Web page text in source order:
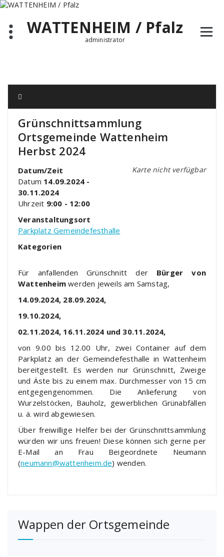
Zum
springenWATTENHEIM / Pfalz
administrator
Grünschnittsammlung
Ortsgemeinde Wattenheim
Herbst 2024
Karte nicht verfügbar
Datum/Zeit
Datum 14.09.2024 -
30.11.2024
Uhrzeit 9:00 - 12:00
Veranstaltungsort
Parkplatz Gemeindefesthalle
Kategorien
Für anfallenden Grünschnitt der Bürger von
Wattenheim werden jeweils am Samstag,
14.09.2024, 28.09.2024,
19.10.2024,
02.11.2024, 16.11.2024 und 30.11.2024,
von 9.00 bis 12.00 Uhr, zwei Container auf dem
Parkplatz an der Gemeindefesthalle in Wattenheim
bereitgestellt. Es werden nur Grünschnitt, Zweige
und Äste bis zu einem max. Durchmesser von 15 cm
entgegengenommen. Die Anlieferung von
Wurzelstöcken, Bauholz, gewerblichen Grünabfällen
u. ä. wird abgewiesen.
Über freiwillige Helfer bei der Grünschnittsammlung
würden wir uns freuen! Diese können sich gerne per
E-Mail an Frau Beigeordnete Neumann
(neumann@wattenheim.de) wenden.
Wappen der Ortsgemeinde